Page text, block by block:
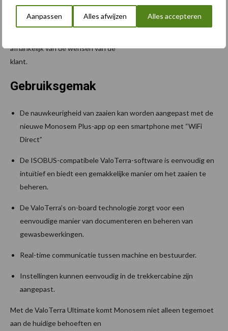
Aanpassen Alles afwijzen Alles accepteren
microgranulaat bevat een aantal aanbevelingen in termen van
toepassingspunten. Het
afhankelijk van de wensen van de
klant.
Gebruiksgemak
De nauwkeurigheid van zaaien kan worden aangepast met de
nieuwe Monosem Plus-app op een smartphone met “WiFi
Direct”
De ISOBUS-compatibele ValoTerra-software is eenvoudig en
intuïtief en biedt een gemakkelijke manier om het zaaien te
beheren.
De ValoTerra’s on-board technologie zorgt voor een
eenvoudige manier van documenteren en beheren van
gewasbewerkingen.
Real-time communicatie tussen machine en bestuurder.
Instellingen kunnen eenvoudig in de trekkercabine zijn
aangepast.
Met de ValoTerra Ultimate komt Monosem niet alleen tegemoet
aan de huidige behoeften en